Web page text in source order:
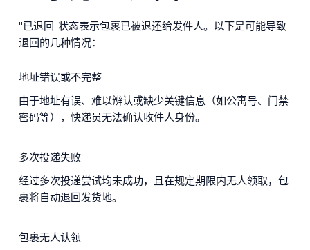
"已退回"状态表示包裹已被退还给发件人。以下是可能导致
退回的几种情况：
地址错误或不完整
由于地址有误、难以辨认或缺少关键信息（如公寓号、门禁
密码等），快递员无法确认收件人身份。
多次投递失败
经过多次投递尝试均未成功，且在规定期限内无人领取，包
裹将自动退回发货地。
包裹无人认领